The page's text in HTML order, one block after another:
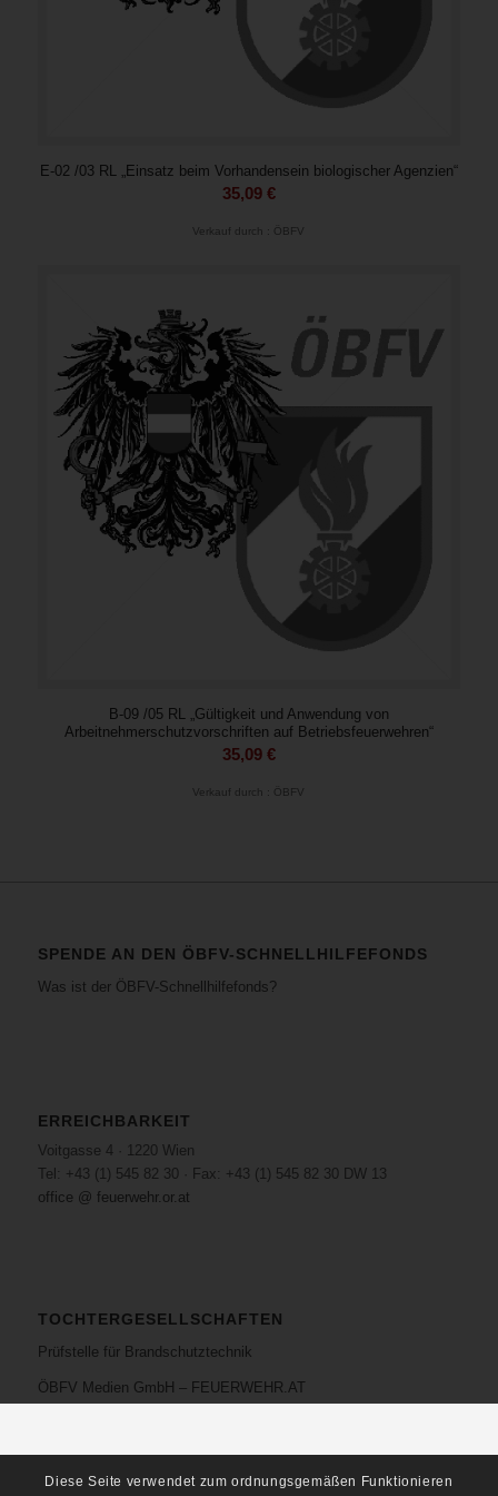
E-02 /03 RL „Einsatz beim Vorhandensein biologischer Agenzien“
35,09 €
Verkauf durch : ÖBFV
B-09 /05 RL „Gültigkeit und Anwendung von
Arbeitnehmerschutzvorschriften auf Betriebsfeuerwehren“
35,09 €
Verkauf durch : ÖBFV
SPENDE AN DEN ÖBFV-SCHNELLHILFEFONDS
Was ist der ÖBFV-Schnellhilfefonds?
ERREICHBARKEIT
Voitgasse 4 · 1220 Wien
Tel: +43 (1) 545 82 30 · Fax: +43 (1) 545 82 30 DW 13
office @ feuerwehr.or.at
TOCHTERGESELLSCHAFTEN
Prüfstelle für Brandschutztechnik
ÖBFV Medien GmbH – FEUERWEHR.AT
Diese Seite verwendet zum ordnungsgemäßen Funktionieren